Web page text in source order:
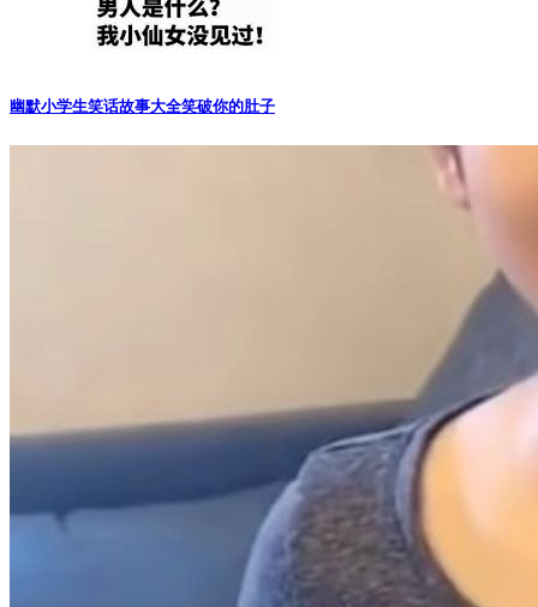
幽默小学生笑话故事大全笑破你的肚子